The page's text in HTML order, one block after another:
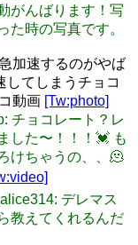
がんばります！写
た時の写真です。
加速するのがやば
してしまうチョコ
動画 [Tw:photo]
チョコレート？レ
した〜！！！💓 も
けちゃうの、、🫠
デレマス
教えてくれるんだ